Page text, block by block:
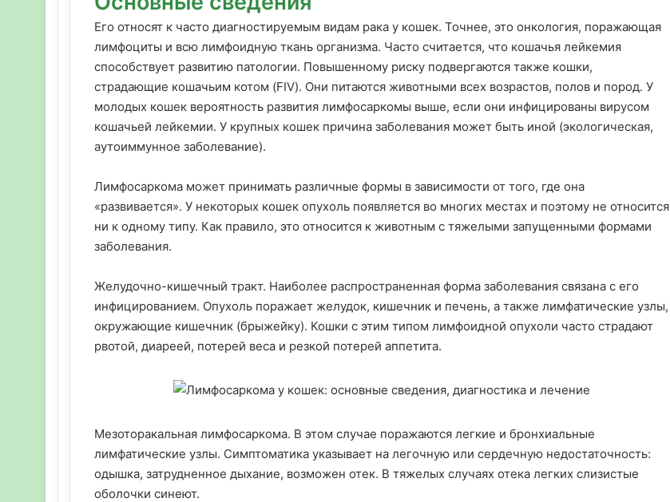
Его относят к часто диагностируемым видам рака у кошек. Точнее, это онкология, поражающая
лимфоциты и всю лимфоидную ткань организма. Часто считается, что кошачья лейкемия
способствует развитию патологии. Повышенному риску подвергаются также кошки,
страдающие кошачьим котом (FIV). Они питаются животными всех возрастов, полов и пород. У
молодых кошек вероятность развития лимфосаркомы выше, если они инфицированы вирусом
кошачьей лейкемии. У крупных кошек причина заболевания может быть иной (экологическая,
аутоиммунное заболевание).
Лимфосаркома может принимать различные формы в зависимости от того, где она
«развивается». У некоторых кошек опухоль появляется во многих местах и поэтому не относится
ни к одному типу. Как правило, это относится к животным с тяжелыми запущенными формами
заболевания.
Желудочно-кишечный тракт. Наиболее распространенная форма заболевания связана с его
инфицированием. Опухоль поражает желудок, кишечник и печень, а также лимфатические узлы,
окружающие кишечник (брыжейку). Кошки с этим типом лимфоидной опухоли часто страдают
рвотой, диареей, потерей веса и резкой потерей аппетита.
Мезоторакальная лимфосаркома. В этом случае поражаются легкие и бронхиальные
лимфатические узлы. Симптоматика указывает на легочную или сердечную недостаточность:
одышка, затрудненное дыхание, возможен отек. В тяжелых случаях отека легких слизистые
оболочки синеют.